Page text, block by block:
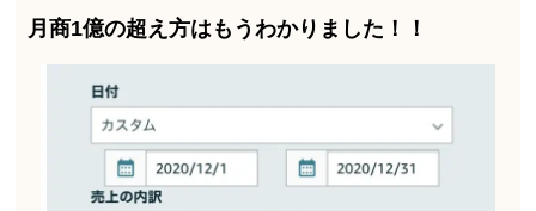
月商1億の超え方はもうわかりました！！